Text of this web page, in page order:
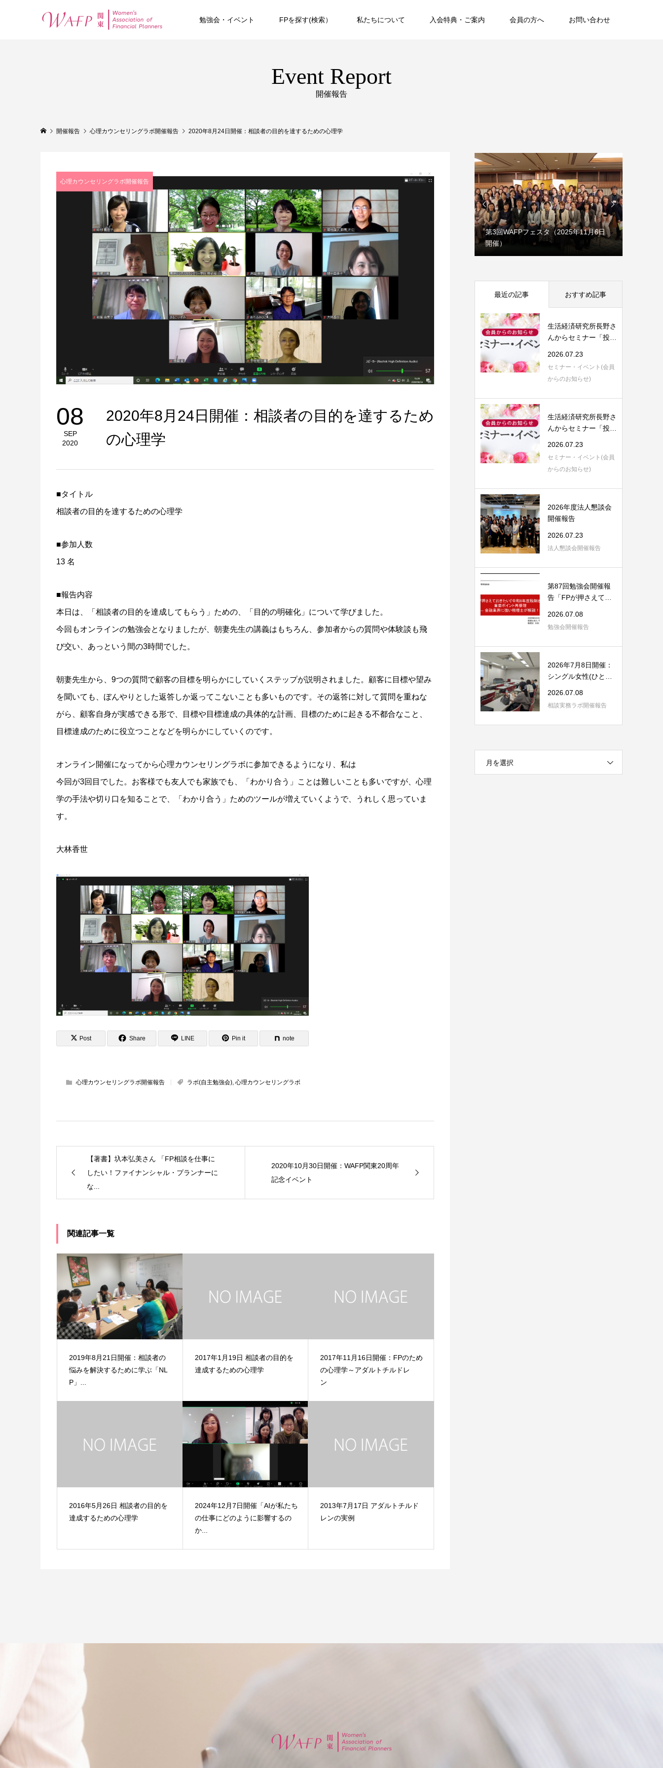
勉強会・イベント FPを探す(検索） 私たちについて 入会特典・ご案内 会員の方へ お問い合わせ
Event Report
開催報告
開催報告 心理カウンセリングラボ開催報告 2020年8月24日開催：相談者の目的を達するための心理学
心理カウンセリングラボ開催報告
08
SEP
2020
2020年8月24日開催：相談者の目的を達するため
の心理学
■タイトル
相談者の目的を達するための心理学
■参加人数
13 名
■報告内容
本日は、「相談者の目的を達成してもらう」ための、「目的の明確化」について学びました。
今回もオンラインの勉強会となりましたが、朝妻先生の講義はもちろん、参加者からの質問や体験談も飛
び交い、あっという間の3時間でした。
朝妻先生から、9つの質問で顧客の目標を明らかにしていくステップが説明されました。顧客に目標や望み
を聞いても、ぼんやりとした返答しか返ってこないことも多いものです。その返答に対して質問を重ねな
がら、顧客自身が実感できる形で、目標や目標達成の具体的な計画、目標のために起きる不都合なこと、
目標達成のために役立つことなどを明らかにしていくのです。
オンライン開催になってから心理カウンセリングラボに参加できるようになり、私は
今回が3回目でした。お客様でも友人でも家族でも、「わかり合う」ことは難しいことも多いですが、心理
学の手法や切り口を知ることで、「わかり合う」ためのツールが増えていくようで、うれしく思っていま
す。
大林香世
Post Share LINE Pin it note
心理カウンセリングラボ開催報告 ラボ(自主勉強会), 心理カウンセリングラボ
【著書】圦本弘美さん 「FP相談を仕事に
したい！ファイナンシャル・プランナーに
な...
2020年10月30日開催：WAFP関東20周年
記念イベント
関連記事一覧
2019年8月21日開催：相談者の
悩みを解決するために学ぶ「NL
P」...
2017年1月19日 相談者の目的を
達成するための心理学
2017年11月16日開催：FPのため
の心理学～アダルトチルドレ
ン
2016年5月26日 相談者の目的を
達成するための心理学
2024年12月7日開催「AIが私たち
の仕事にどのように影響するの
か...
2013年7月17日 アダルトチルド
レンの実例

第２回WAFPフェスタ（2024年11月7日
開催）
第3回WAFPフェスタ（2025年11月6日
開催）

最近の記事 おすすめ記事
生活経済研究所長野さ
んからセミナー「投資
2026.07.23
セミナー・イベント(会員
からのお知らせ)
生活経済研究所長野さ
んからセミナー「投資
2026.07.23
セミナー・イベント(会員
からのお知らせ)
2026年度法人懇談会
開催報告
2026.07.23
法人懇談会開催報告
第87回勉強会開催報
告「FPが押さえてお
2026.07.08
勉強会開催報告
2026年7月8日開催：
シングル女性(ひとり
2026.07.08
相談実務ラボ開催報告
月を選択